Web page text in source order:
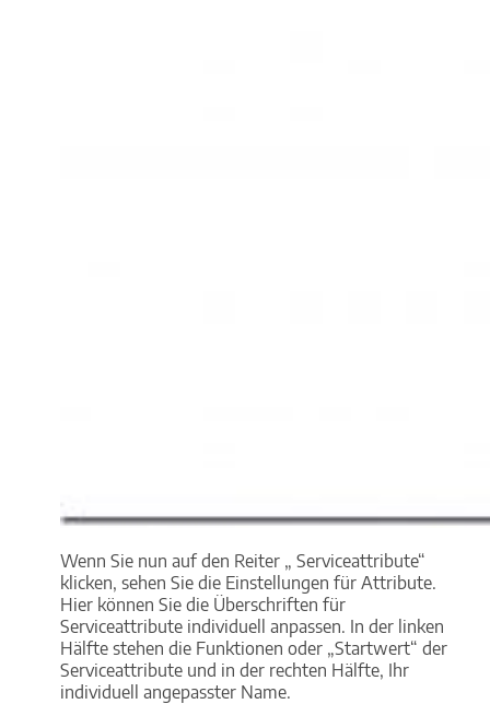
Wenn Sie nun auf den Reiter „ Serviceattribute“
klicken, sehen Sie die Einstellungen für Attribute.
Hier können Sie die Überschriften für
Serviceattribute individuell anpassen. In der linken
Hälfte stehen die Funktionen oder „Startwert“ der
Serviceattribute und in der rechten Hälfte, Ihr
individuell angepasster Name.